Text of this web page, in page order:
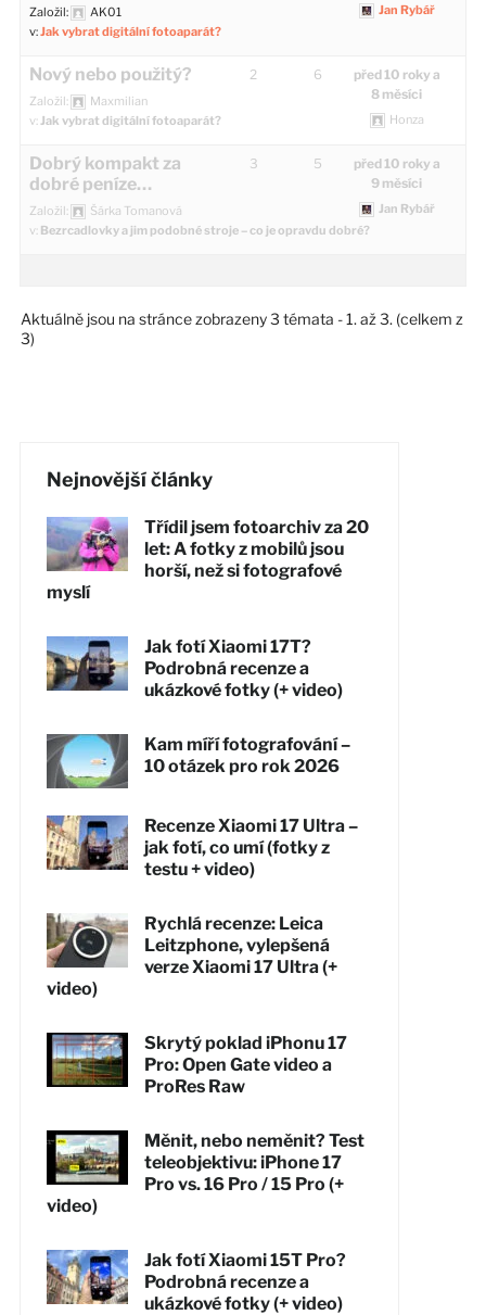
Založil:
AK01
v:Jak vybrat digitální fotoaparát?
Jan Rybář
Nový nebo použitý?
Založil:
Maxmilian
v:Jak vybrat digitální fotoaparát?
2 6
před 10 roky a
8 měsíci
Honza
Dobrý kompakt za
dobré peníze…
Založil:
Šárka Tomanová
v: Bezrcadlovky a jim podobné stroje – co je opravdu dobré?
3 5
před 10 roky a
9 měsíci
Jan Rybář
Aktuálně jsou na stránce zobrazeny 3 témata - 1. až 3. (celkem z
3)
Nejnovější články
Třídil jsem fotoarchiv za 20
let: A fotky z mobilů jsou
horší, než si fotografové
myslí
Jak fotí Xiaomi 17T?
Podrobná recenze a
ukázkové fotky (+ video)
Kam míří fotografování –
10 otázek pro rok 2026
Recenze Xiaomi 17 Ultra –
jak fotí, co umí (fotky z
testu + video)
Rychlá recenze: Leica
Leitzphone, vylepšená
verze Xiaomi 17 Ultra (+
video)
Skrytý poklad iPhonu 17
Pro: Open Gate video a
ProRes Raw
Měnit, nebo neměnit? Test
teleobjektivu: iPhone 17
Pro vs. 16 Pro / 15 Pro (+
video)
Jak fotí Xiaomi 15T Pro?
Podrobná recenze a
ukázkové fotky (+ video)